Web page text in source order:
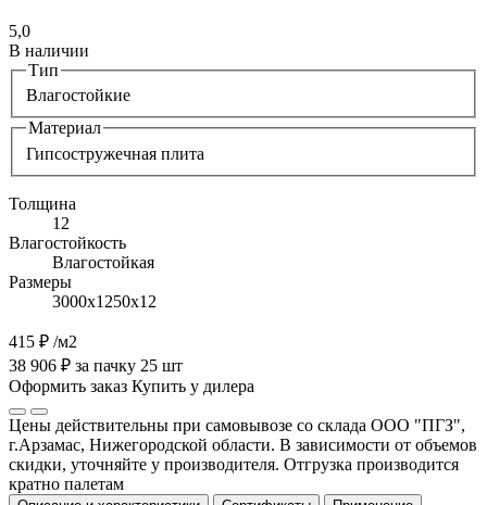
5,0
В наличии
Тип
Влагостойкие
Материал
Гипсостружечная плита
Толщина
12
Влагостойкость
Влагостойкая
Размеры
3000х1250х12
415 ₽ /м2
38 906 ₽ за пачку 25 шт
Оформить заказ Купить у дилера
Цены действительны при самовывозе со склада ООО "ПГЗ",
г.Арзамас, Нижегородской области. В зависимости от объемов
скидки, уточняйте у производителя. Отгрузка производится
кратно палетам